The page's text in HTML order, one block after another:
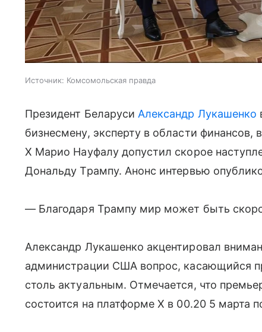
Источник: Комсомольская правда
Президент Беларуси Александр Лукашенко
бизнесмену, эксперту в области
Х Марио Науфалу допустил скорое
Дональду Трампу. Анонс интервью
— Благодаря Трампу мир может быть
Александр Лукашенко акцентировал
администрации США вопрос, касающийся
столь актуальным. Отмечается, что
состоится на платформе Х в 00.20 5 марта